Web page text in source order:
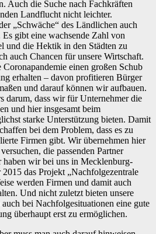
Auch die Suche nach Fachkräften
Landflucht nicht leichter.
„Schwäche“ des Ländlichen auch
gibt eine wachsende Zahl von
und die Hektik in den Städten zu
auch Chancen für unsere Wirtschaft.
einen großen Schub
erhalten – davon profitieren Bürger
und darauf können wir aufbauen.
darum, dass wir für Unternehmer die
und hier insgesamt beim
starke Unterstützung bieten. Damit
bei dem Problem, dass es zu
Firmen gibt. Wir übernehmen hier
die passenden Partner
haben wir bei uns in Mecklenburg-
das Projekt „Nachfolgezentrale
werden Firmen und damit auch
Und nicht zuletzt bieten unsere
bei Nachfolgesituationen eine gute
überhaupt erst zu ermöglichen.